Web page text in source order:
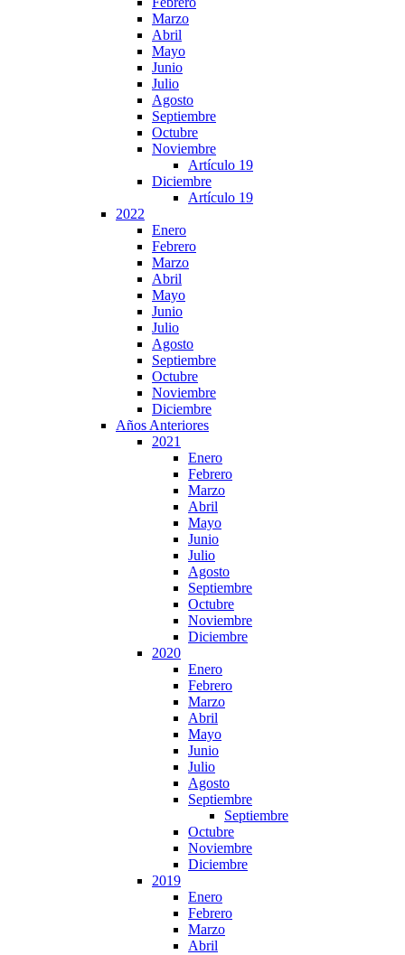
Marzo
Abril
Mayo
Junio
Julio
Agosto
Septiembre
Octubre
Noviembre
Artículo 19
Diciembre
Artículo 19
2022
Enero
Febrero
Marzo
Abril
Mayo
Junio
Julio
Agosto
Septiembre
Octubre
Noviembre
Diciembre
Años Anteriores
2021
Enero
Febrero
Marzo
Abril
Mayo
Junio
Julio
Agosto
Septiembre
Octubre
Noviembre
Diciembre
2020
Enero
Febrero
Marzo
Abril
Mayo
Junio
Julio
Agosto
Septiembre
Septiembre
Octubre
Noviembre
Diciembre
2019
Enero
Febrero
Marzo
Abril